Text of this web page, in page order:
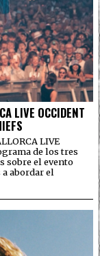
LIVE OCCIDENT
LIVE
de los tres
sobre el evento
abordar el